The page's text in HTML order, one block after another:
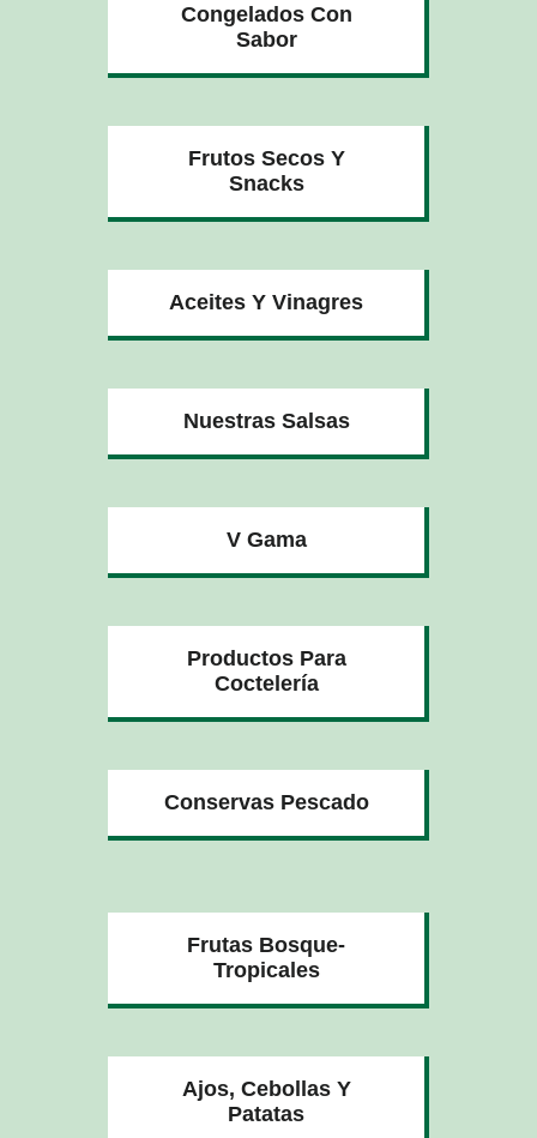
Congelados Con
Sabor
Frutos Secos Y
Snacks
Aceites Y Vinagres
Nuestras Salsas
V Gama
Productos Para
Coctelería
Conservas Pescado
Frutas Bosque-
Tropicales
Ajos, Cebollas Y
Patatas